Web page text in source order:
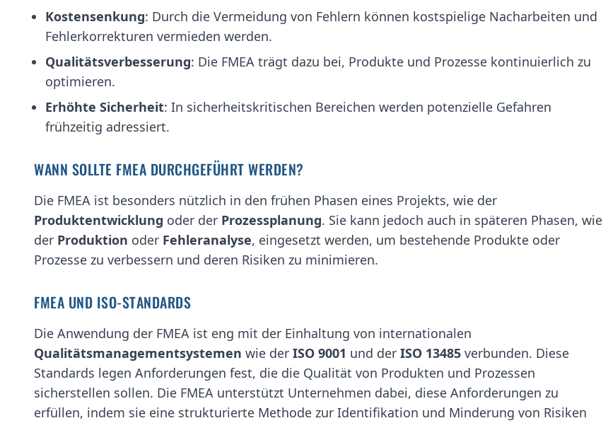
Kostensenkung: Durch die Vermeidung von Fehlern können kostspielige Nacharbeiten und
Fehlerkorrekturen vermieden werden.
Qualitätsverbesserung: Die FMEA trägt dazu bei, Produkte und Prozesse kontinuierlich zu
optimieren.
Erhöhte Sicherheit: In sicherheitskritischen Bereichen werden potenzielle Gefahren
frühzeitig adressiert.
WANN SOLLTE FMEA DURCHGEFÜHRT WERDEN?
Die FMEA ist besonders nützlich in den frühen Phasen eines Projekts, wie der
Produktentwicklung oder der Prozessplanung. Sie kann jedoch auch in späteren Phasen, wie
der Produktion oder Fehleranalyse, eingesetzt werden, um bestehende Produkte oder
Prozesse zu verbessern und deren Risiken zu minimieren.
FMEA UND ISO-STANDARDS
Die Anwendung der FMEA ist eng mit der Einhaltung von internationalen
Qualitätsmanagementsystemen wie der ISO 9001 und der ISO 13485 verbunden. Diese
Standards legen Anforderungen fest, die die Qualität von Produkten und Prozessen
sicherstellen sollen. Die FMEA unterstützt Unternehmen dabei, diese Anforderungen zu
erfüllen, indem sie eine strukturierte Methode zur Identifikation und Minderung von Risiken